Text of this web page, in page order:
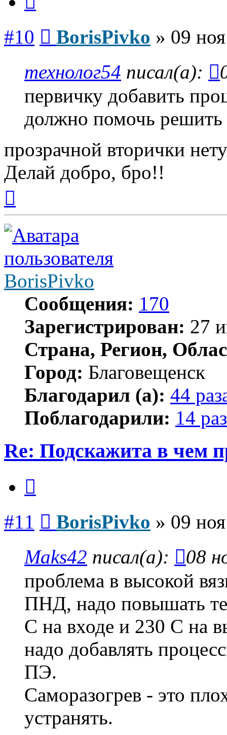
#10 BorisPivko » 09
технолог54 писал(а):
первичку добавить
должно помочь решить
прозрачной вторички
Делай добро, бро!!
началу
BorisPivko
Сообщения: 170
Зарегистрирован: 27
Страна, Регион,
Город: Благовещенск
Благодарил (а): 44
Поблагодарили: 14 раз
Re: Подскажита в чем
#11 BorisPivko » 09
Maks42 писал(а):
08
проблема в высокой
ПНД, надо повышать
С на входе и 230 С на
надо добавлять
ПЭ.
Саморазогрев - это
устранять.